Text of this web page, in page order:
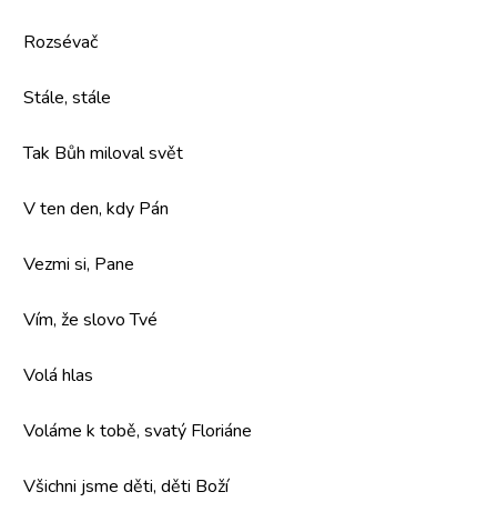
Rozsévač
Stále, stále
Tak Bůh miloval svět
V ten den, kdy Pán
Vezmi si, Pane
Vím, že slovo Tvé
Volá hlas
Voláme k tobě, svatý Floriáne
Všichni jsme děti, děti Boží